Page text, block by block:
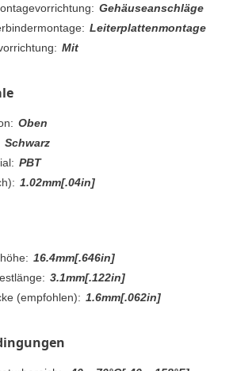
Gehäuseanschläge
Leiterplattenmontage
Mit
Oben
Schwarz
PBT
1.02mm[.04in]
16.4mm[.646in]
3.1mm[.122in]
(empfohlen): 1.6mm[.062in]